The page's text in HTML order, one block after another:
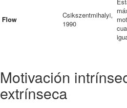
Flow
Csikszentmihalyi,
1990
Motivación
extrínseca